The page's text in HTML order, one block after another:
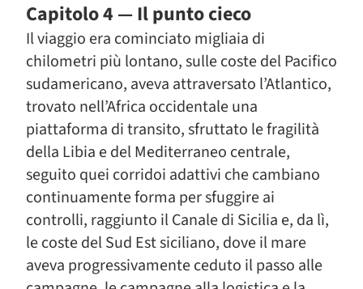
Capitolo 4 — Il punto cieco
Il viaggio era cominciato migliaia di
chilometri più lontano, sulle coste del Pacifico
sudamericano, aveva attraversato l’Atlantico,
trovato nell’Africa occidentale una
piattaforma di transito, sfruttato le fragilità
della Libia e del Mediterraneo centrale,
seguito quei corridoi adattivi che cambiano
continuamente forma per sfuggire ai
controlli, raggiunto il Canale di Sicilia e, da lì,
le coste del Sud Est siciliano, dove il mare
aveva progressivamente ceduto il passo alle